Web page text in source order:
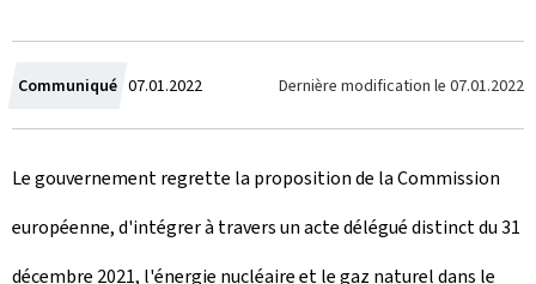
Communiqué C
r
é
e
07.01.2022 Dernière modification le 07.01.2022
Le gouvernement regrette la proposition de la Commission
européenne, d'intégrer à travers un acte délégué distinct du 31
décembre 2021, l'énergie nucléaire et le gaz naturel dans le